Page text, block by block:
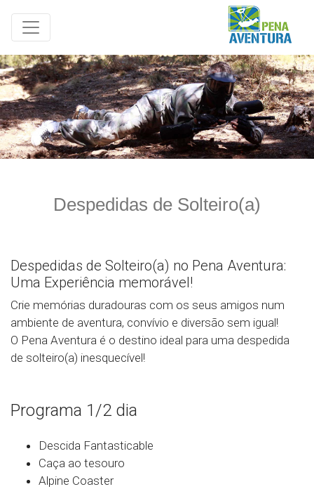
Despedidas de Solteiro(a)
Despedidas de Solteiro(a) no Pena Aventura:
Uma Experiência memorável!
Crie memórias duradouras com os seus amigos num
ambiente de aventura, convívio e diversão sem igual!
O Pena Aventura é o destino ideal para uma despedida
de solteiro(a) inesquecível!
Programa 1/2 dia
Descida Fantasticable
Caça ao tesouro
Alpine Coaster